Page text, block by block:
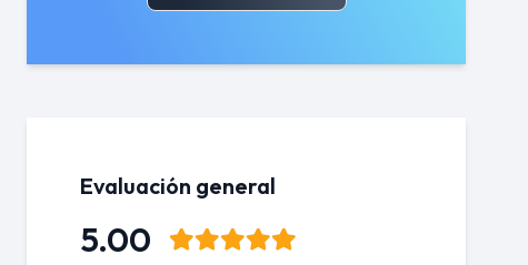
Evaluación general
5.00